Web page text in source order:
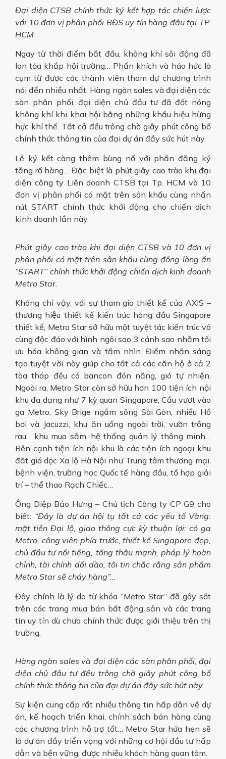
Đại diện CTSB chính thức ký kết hợp tác chiến lược
với 10 đơn vị phân phối BĐS uy tín hàng đầu tại TP.
HCM
Ngay từ thời điểm bắt đầu, không khí sôi động đã
lan tỏa khắp hội trường… Phấn khích và háo hức là
cụm từ được các thành viên tham dự chương trình
nói đến nhiều nhất. Hàng ngàn sales và đại diện các
sàn phân phối, đại diện chủ đầu tư đã đốt nóng
không khí khi khai hội bằng những khẩu hiệu hừng
hực khí thế. Tất cả đều trông chờ giây phút công bố
chính thức thông tin của đại dự án đầy sức hút này.
Lễ ký kết càng thêm bùng nổ với phần đăng ký
tăng rổ hàng… Đặc biệt là phút giây cao trào khi đại
diện công ty Liên doanh CTSB tại Tp. HCM và 10
đơn vị phân phối có mặt trên sân khấu cùng nhấn
nút START chính thức khởi động cho chiến dịch
kinh doanh lần này.
Phút giây cao trào khi đại diện CTSB và 10 đơn vị
phân phối có mặt trên sân khấu cùng đồng lòng ấn
“START” chính thức khởi động chiến dịch kinh doanh
Metro Star.
Không chỉ vậy, với sự tham gia thiết kế của AXIS –
thương hiệu thiết kế kiến trúc hàng đầu Singapore
thiết kế, Metro Star sở hữu một tuyệt tác kiến trúc vô
cùng độc đáo với hình ngôi sao 3 cánh sao nhằm tối
ưu hóa không gian và tầm nhìn. Điểm nhấn sáng
tạo tuyệt vời này giúp cho tất cả các căn hộ ở cả 2
tòa tháp đều có bancon đón nắng, gió tự nhiên.
Ngoài ra, Metro Star còn sở hữu hơn 100 tiện ích nội
khu đa dạng như 7 kỳ quan Singapore, Cầu vượt vào
ga Metro, Sky Brige ngắm sông Sài Gòn, nhiều Hồ
bơi và Jacuzzi, khu ăn uống ngoài trời, vườn trồng
rau, khu mua sắm, hệ thống quản lý thông minh…
Bên cạnh tiện ích nội khu là các tiện ích ngoại khu
đắt giá dọc Xa lộ Hà Nội như Trung tâm thương mại,
bệnh viện, trường học Quốc tế hàng đầu, tổ hợp giải
trí – thể thao Rạch Chiếc…
Ông Diệp Bảo Hưng – Chủ tịch Công ty CP G9 cho
biết: “Đây là dự án hội tụ tất cả các yếu tố Vàng:
mặt tiền Đại lộ, giao thông cực kỳ thuận lợi: có ga
Metro, công viên phía trước, thiết kế Singapore đẹp,
chủ đầu tư nổi tiếng, tổng thầu mạnh, pháp lý hoàn
chỉnh, tài chính dồi dào, tôi tin chắc rằng sản phẩm
Metro Star sẽ cháy hàng”…
Đây chính là lý do từ khóa “Metro Star” đã gây sốt
trên các trang mua bán bất động sản và các trang
tin uy tín dù chưa chính thức được giới thiệu trên thị
trường.
Hàng ngàn sales và đại diện các sàn phân phối, đại
diện chủ đầu tư đều trông chờ giây phút công bố
chính thức thông tin của đại dự án đầy sức hút này.
Sự kiện cung cấp rất nhiều thông tin hấp dẫn về dự
án, kế hoạch triển khai, chính sách bán hàng cùng
các chương trình hỗ trợ tốt… Metro Star hứa hẹn sẽ
là dự án đầy triển vọng với những cơ hội đầu tư hấp
dẫn và bền vững, được nhiều khách hàng quan tâm.